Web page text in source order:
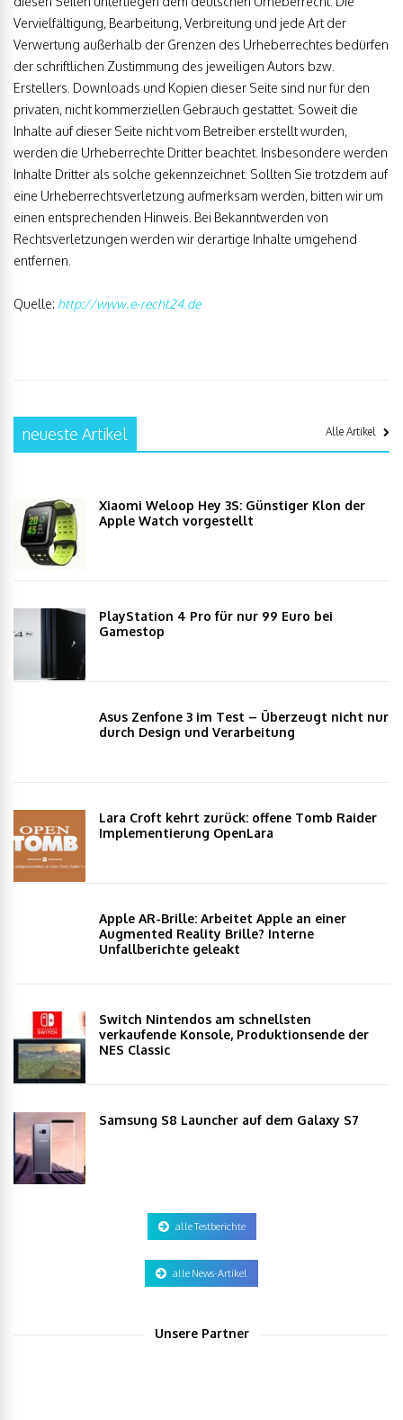
Vervielfältigung, Bearbeitung, Verbreitung und jede Art der
Verwertung außerhalb der Grenzen des Urheberrechtes bedürfen
der schriftlichen Zustimmung des jeweiligen Autors bzw.
Erstellers. Downloads und Kopien dieser Seite sind nur für den
privaten, nicht kommerziellen Gebrauch gestattet. Soweit die
Inhalte auf dieser Seite nicht vom Betreiber erstellt wurden,
werden die Urheberrechte Dritter beachtet. Insbesondere werden
Inhalte Dritter als solche gekennzeichnet. Sollten Sie trotzdem auf
eine Urheberrechtsverletzung aufmerksam werden, bitten wir um
einen entsprechenden Hinweis. Bei Bekanntwerden von
Rechtsverletzungen werden wir derartige Inhalte umgehend
entfernen.
Quelle: http://www.e-recht24.de
neueste Artikel Alle Artikel
Xiaomi Weloop Hey 3S: Günstiger Klon der
Apple Watch vorgestellt
PlayStation 4 Pro für nur 99 Euro bei
Gamestop
Asus Zenfone 3 im Test – Überzeugt nicht nur
durch Design und Verarbeitung
Lara Croft kehrt zurück: offene Tomb Raider
Implementierung OpenLara
Apple AR-Brille: Arbeitet Apple an einer
Augmented Reality Brille? Interne
Unfallberichte geleakt
Switch Nintendos am schnellsten
verkaufende Konsole, Produktionsende der
NES Classic
Samsung S8 Launcher auf dem Galaxy S7
alle Testberichte
alle News-Artikel
Unsere Partner